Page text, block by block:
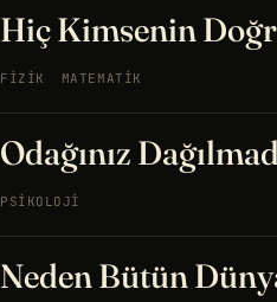
Hiç Kimsenin
FIZIK MATEMATIK
Odağınız
PSIKOLOJI
Neden Bütün